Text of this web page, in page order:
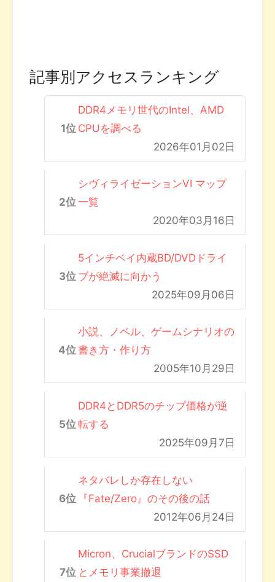
記事別アクセスランキング
DDR4メモリ世代のIntel、AMD
CPUを調べる
2026年01月02日
シヴィライゼーションVI マップ
一覧
2020年03月16日
5インチベイ内蔵BD/DVDドライ
ブが絶滅に向かう
2025年09月06日
小説、ノベル、ゲームシナリオの
書き方・作り方
2005年10月29日
DDR4とDDR5のチップ価格が逆
転する
2025年09月7日
ネタバレしか存在しない
『Fate/Zero』のその後の話
2012年06月24日
Micron、CrucialブランドのSSD
とメモリ事業撤退